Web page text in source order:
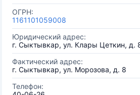
ОГРН:
1161101059008
Юридический адрес:
г. Сыктывкар, ул. Клары Цеткин, д.
Фактический адрес:
г. Сыктывкар, ул. Морозова, д. 8
Телефон: